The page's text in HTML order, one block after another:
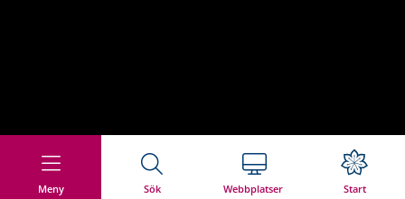
Meny Sök Webbplatser Start